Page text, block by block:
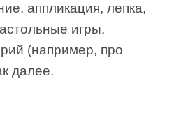
аппликация, лепка,
игры,
(например, про
далее.